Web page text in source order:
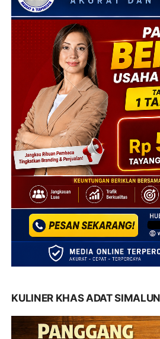
KULINER KHAS ADAT